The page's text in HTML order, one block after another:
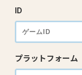
ID
プラットフォーム